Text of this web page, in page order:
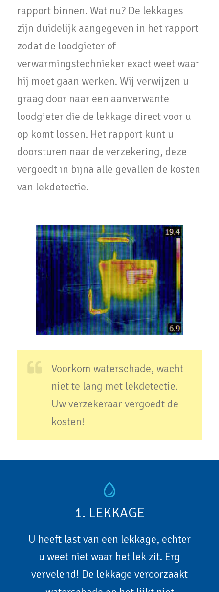
rapport binnen. Wat nu? De lekkages
zijn duidelijk aangegeven in het rapport
zodat de loodgieter of
verwarmingstechnieker exact weet waar
hij moet gaan werken. Wij verwijzen u
graag door naar een aanverwante
loodgieter die de lekkage direct voor u
op komt lossen. Het rapport kunt u
doorsturen naar de verzekering, deze
vergoedt in bijna alle gevallen de kosten
van lekdetectie.
Voorkom waterschade, wacht
niet te lang met lekdetectie.
Uw verzekeraar vergoedt de
kosten!
1. LEKKAGE
U heeft last van een lekkage, echter
u weet niet waar het lek zit. Erg
vervelend! De lekkage veroorzaakt